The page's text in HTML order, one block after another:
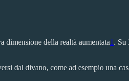
della realtà aumentata1 . Su
dal divano, come ad esempio una